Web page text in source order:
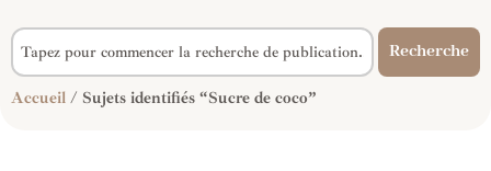
Recherche
Accueil / Sujets identifiés “Sucre de coco”